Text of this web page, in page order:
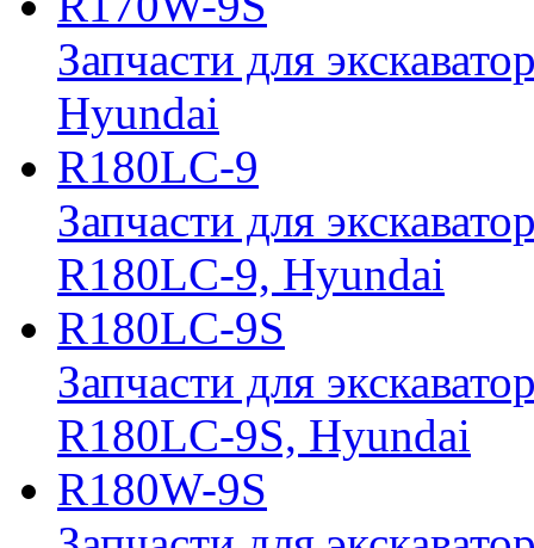
Запчасти для
Hyundai
R180LC-9
Запчасти для
R180LC-9, Hyundai
R180LC-9S
Запчасти для
R180LC-9S, Hyundai
R180W-9S